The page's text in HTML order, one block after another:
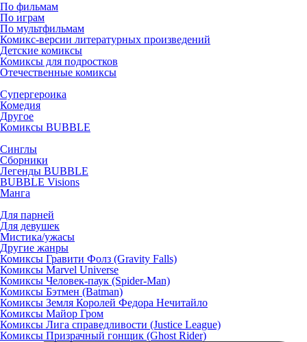
По фильмам
По играм
По мультфильмам
Комикс-версии литературных произведений
Детские комиксы
Комиксы для подростков
Отечественные комиксы
Супергероика
Комедия
Другое
Комиксы BUBBLE
Синглы
Сборники
Легенды BUBBLE
BUBBLE Visions
Манга
Для парней
Для девушек
Мистика/ужасы
Другие жанры
Комиксы Гравити Фолз (Gravity Falls)
Комиксы Marvel Universe
Комиксы Человек-паук (Spider-Man)
Комиксы Бэтмен (Batman)
Комиксы Земля Королей Федора Нечитайло
Комиксы Майор Гром
Комиксы Лига справедливости (Justice League)
Комиксы Призрачный гонщик (Ghost Rider)